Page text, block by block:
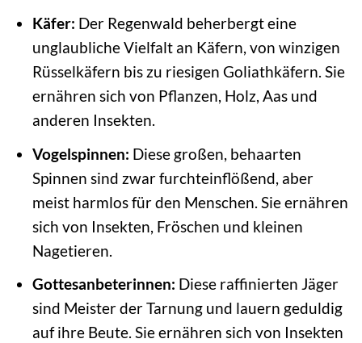
Käfer: Der Regenwald beherbergt eine
unglaubliche Vielfalt an Käfern, von winzigen
Rüsselkäfern bis zu riesigen Goliathkäfern. Sie
ernähren sich von Pflanzen, Holz, Aas und
anderen Insekten.
Vogelspinnen: Diese großen, behaarten
Spinnen sind zwar furchteinflößend, aber
meist harmlos für den Menschen. Sie ernähren
sich von Insekten, Fröschen und kleinen
Nagetieren.
Gottesanbeterinnen: Diese raffinierten Jäger
sind Meister der Tarnung und lauern geduldig
auf ihre Beute. Sie ernähren sich von Insekten